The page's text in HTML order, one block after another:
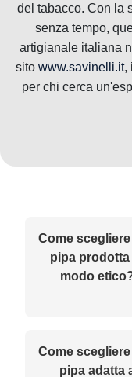
del tabacco. Con la
senza tempo,
artigianale italiana
sito www.savinelli.it,
per chi cerca
Come
pipa prodotta
modo
Come
pipa adatta